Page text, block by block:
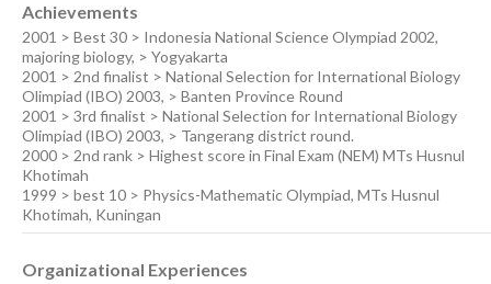
Achievements
2001 > Best 30 > Indonesia National Science Olympiad 2002,
majoring biology, > Yogyakarta
2001 > 2nd finalist > National Selection for International Biology
Olimpiad (IBO) 2003, > Banten Province Round
2001 > 3rd finalist > National Selection for International Biology
Olimpiad (IBO) 2003, > Tangerang district round.
2000 > 2nd rank > Highest score in Final Exam (NEM) MTs Husnul
Khotimah
1999 > best 10 > Physics-Mathematic Olympiad, MTs Husnul
Khotimah, Kuningan
Organizational Experiences